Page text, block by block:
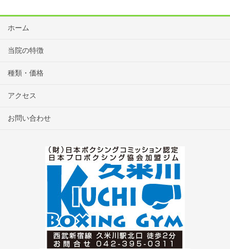
ホーム
当院の特徴
種類・価格
アクセス
お問い合わせ